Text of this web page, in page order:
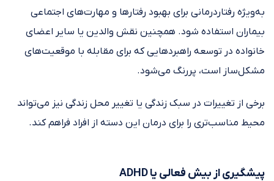
به‌ویژه رفتاردرمانی برای بهبود رفتارها و مهارت‌های اجتماعی
بیماران استفاده شود. همچنین نقش والدین یا سایر اعضای
خانواده در توسعه راهبردهایی که برای مقابله با موقعیت‌های
مشکل‌ساز است، پررنگ می‌شود.
برخی از تغییرات در سبک زندگی یا تغییر محل زندگی نیز می‌تواند
محیط مناسب‌تری را برای درمان این دسته از افراد فراهم کند.
پیشگیری از بیش فعالی یا ADHD